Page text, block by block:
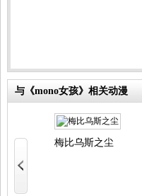
与《mono女孩》相关动漫
梅比乌斯之尘